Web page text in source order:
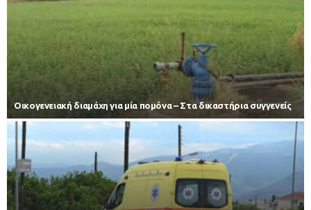
Οικογενειακή διαμάχη για μία πομόνα – Στα δικαστήρια συγγενείς